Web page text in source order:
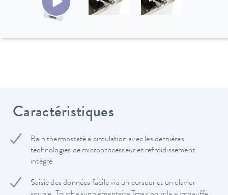
Caractéristiques
Bain thermostaté à circulation avec les dernières
technologies de microprocesseur et refroidissement
intégré
Saisie des données facile via un curseur et un clavier